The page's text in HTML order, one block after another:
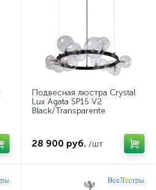
Подвесная люстра Crystal
Lux Agata SP15 V2
Black/Transparente
28 900 руб. /шт